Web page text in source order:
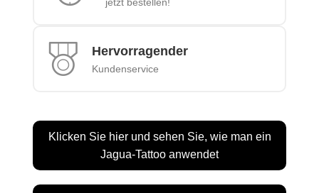
Hervorragender
Kundenservice
Klicken Sie hier und sehen Sie, wie man ein
Jagua-Tattoo anwendet